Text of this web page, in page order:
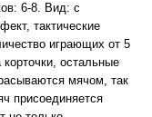
6-8. Вид: с
тактические
играющих от 5
остальные
мячом, так
присоединяется